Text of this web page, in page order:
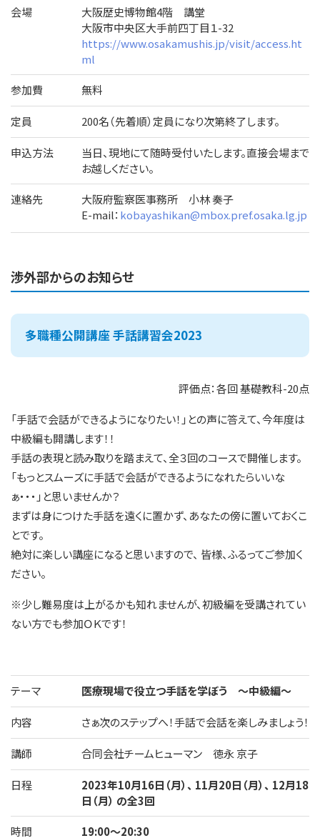
会場
大阪歴史博物館4階 講堂
大阪市中央区大手前四丁目１-32
https://www.osakamushis.jp/visit/access.ht
ml
参加費 無料
定員 200名（先着順）定員になり次第終了します。
申込方法
当日、現地にて随時受付いたします。直接会場まで
お越しください。
連絡先
大阪府監察医事務所 小林 奏子
E-mail： kobayashikan@mbox.pref.osaka.lg.jp
渉外部からのお知らせ
多職種公開講座 手話講習会2023
評価点：各回 基礎教科-20点
「手話で会話ができるようになりたい！」との声に答えて、今年度は
中級編も開講します！！
手話の表現と読み取りを踏まえて、全３回のコースで開催します。
「もっとスムーズに手話で会話ができるようになれたらいいな
ぁ・・・」と思いませんか？
まずは身につけた手話を遠くに置かず、あなたの傍に置いておくこ
とです。
絶対に楽しい講座になると思いますので、 皆様、ふるってご参加く
ださい。
※少し難易度は上がるかも知れませんが、初級編を受講されてい
ない方でも参加ＯＫです！
テーマ 医療現場で役立つ手話を学ぼう ～中級編～
内容 さぁ次のステップへ！手話で会話を楽しみましょう！
講師 合同会社チームヒューマン 徳永 京子
日程
2023年10月16日（月）、 11月20日（月）、 12月18
日（月） の全3回
時間 19:00～20:30